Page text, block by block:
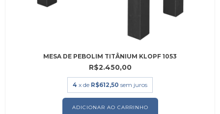
MESA DE PEBOLIM TITÂNIUM KLOPF 1053
R$2.450,00
4 x de R$612,50 sem juros